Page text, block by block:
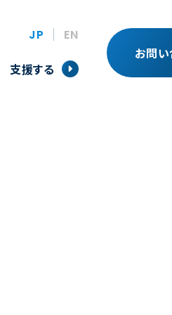
JP EN
支援する
お問